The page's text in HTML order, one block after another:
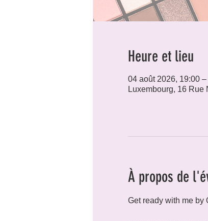
Heure et lieu
04 août 2026, 19:00
Luxembourg, 16
À propos de
Get ready with me by